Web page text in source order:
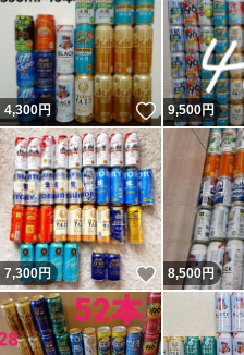
4,300円 いいね！
9,500円
7,300円 いいね！
8,500円